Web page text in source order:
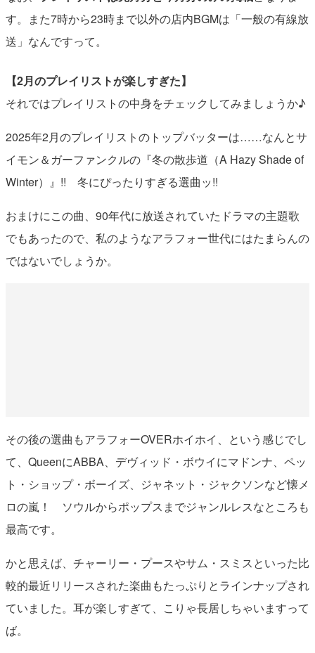
す。また7時から23時まで以外の店内BGMは「一般の有線放
送」なんですって。
【2月のプレイリストが楽しすぎた】
それではプレイリストの中身をチェックしてみましょうか♪
2025年2月のプレイリストのトップバッターは……なんとサ
イモン＆ガーファンクルの『冬の散歩道（A Hazy Shade of
Winter）』!! 冬にぴったりすぎる選曲ッ!!
おまけにこの曲、90年代に放送されていたドラマの主題歌
でもあったので、私のようなアラフォー世代にはたまらんの
ではないでしょうか。
その後の選曲もアラフォーOVERホイホイ、という感じでし
て、QueenにABBA、デヴィッド・ボウイにマドンナ、ペッ
ト・ショップ・ボーイズ、ジャネット・ジャクソンなど懐メ
ロの嵐！ ソウルからポップスまでジャンルレスなところも
最高です。
かと思えば、チャーリー・プースやサム・スミスといった比
較的最近リリースされた楽曲もたっぷりとラインナップされ
ていました。耳が楽しすぎて、こりゃ長居しちゃいますって
ば。